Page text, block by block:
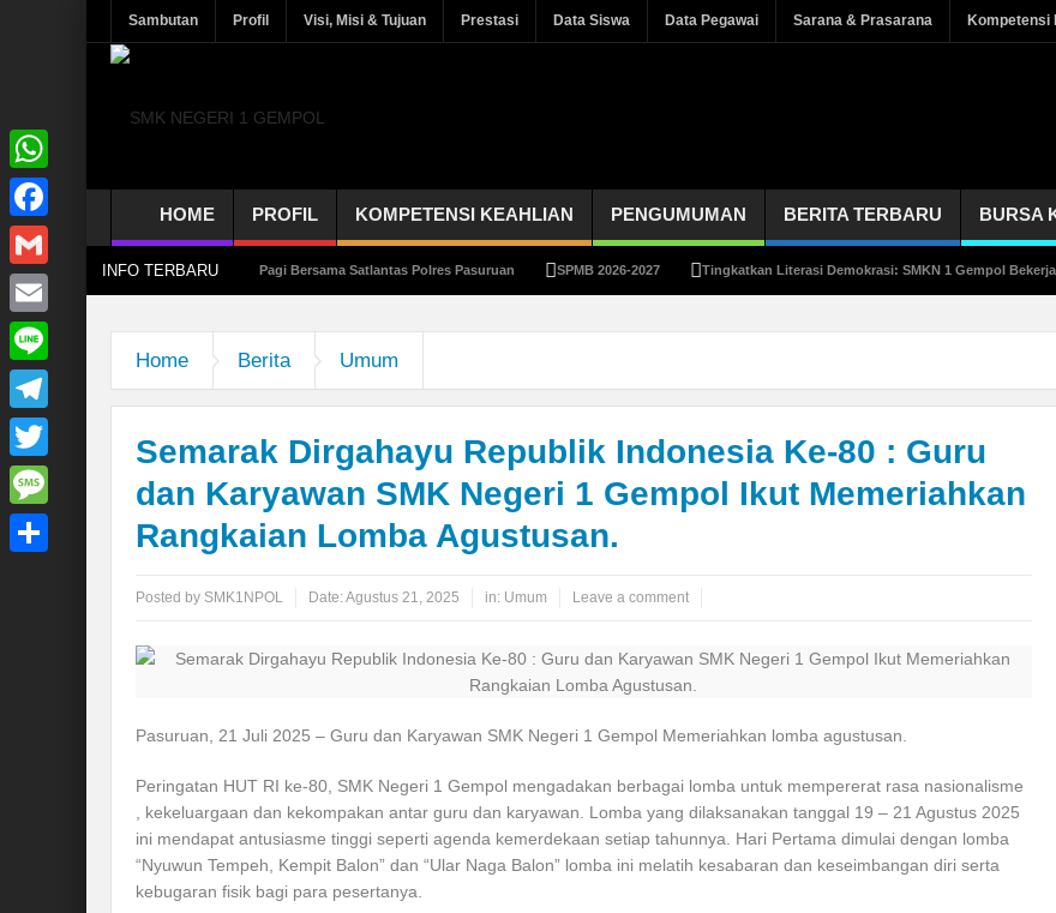
Sambutan Profil Visi, Misi & Tujuan Prestasi Data Siswa Data Pegawai Sarana & Prasarana Kompetensi
HOME PROFIL KOMPETENSI KEAHLIAN PENGUMUMAN BERITA TERBARU BURSA
INFO TERBARU
SMK Negeri 1 Gempol Aphel Pagi Bersama Satlantas Polres Pasuruan SPMB 2026-2027 Tingkatkan Literasi Demokrasi: SMKN 1 Gempol Bekerjasama
Home Berita Umum
Semarak Dirgahayu Republik Indonesia Ke-80 : Guru
dan Karyawan SMK Negeri 1 Gempol Ikut Memeriahkan
Rangkaian Lomba Agustusan.
Posted by SMK1NPOL Date:Agustus 21, 2025 in: Umum Leave a comment
Pasuruan, 21 Juli 2025 – Guru dan Karyawan SMK Negeri 1 Gempol Memeriahkan lomba agustusan.
Peringatan HUT RI ke-80, SMK Negeri 1 Gempol mengadakan berbagai lomba untuk mempererat rasa nasionalisme
, kekeluargaan dan kekompakan antar guru dan karyawan. Lomba yang dilaksanakan tanggal 19 – 21 Agustus 2025
ini mendapat antusiasme tinggi seperti agenda kemerdekaan setiap tahunnya. Hari Pertama dimulai dengan lomba
“Nyuwun Tempeh, Kempit Balon” dan “Ular Naga Balon” lomba ini melatih kesabaran dan keseimbangan diri serta
kebugaran fisik bagi para pesertanya.
WhatsApp
Facebook
Gmail
Email
Line
Telegram
Twitter
Message